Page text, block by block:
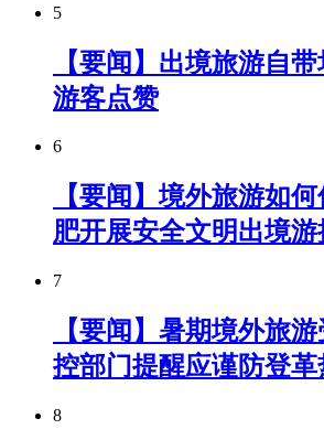
5
【要闻】出境旅游自
游客点赞
6
【要闻】境外旅游如
肥开展安全文明出境
7
【要闻】暑期境外旅
控部门提醒应谨防登革
8